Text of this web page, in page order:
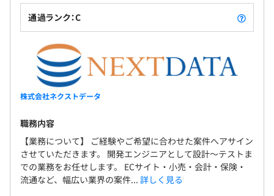
通過ランク：C
株式会社ネクストデータ
職務内容
【業務について】 ご経験やご希望に合わせた案件へアサイン
させていただきます。 開発エンジニアとして設計～テストま
での業務をお任せします。 ECサイト・小売・会計・保険・
流通など、幅広い業界の案件... 詳しく見る